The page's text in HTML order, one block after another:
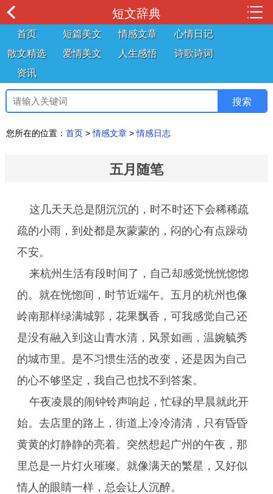
短文辞典
首页 短篇美文 情感文章
心情日记
散文精选
爱情美文 人生感悟
诗歌诗词
资讯
您所在的位置： 首页 >情感文章 >情感日志
五月随笔
这几天天总是阴沉沉的，时不时还下会稀稀疏
疏的小雨，到处都是灰蒙蒙的，闷的心有点躁动
不安。
来杭州生活有段时间了，自己却感觉恍恍惚惚
的。就在恍惚间，时节近端午。五月的杭州也像
岭南那样绿满城郭，花果飘香，可我感觉自己还
是没有融入到这山青水清，风景如画，温婉毓秀
的城市里。是不习惯生活的改变，还是因为自己
的心不够坚定，我自己也找不到答案。
午夜凌晨的闹钟铃声响起，忙碌的早晨就此开
始。去店里的路上，街道上冷冷清清，只有昏昏
黄黄的灯静静的亮着。突然想起广州的午夜，那
里总是一片灯火璀璨。就像满天的繁星，又好似
情人的眼睛一样，总会让人沉醉。